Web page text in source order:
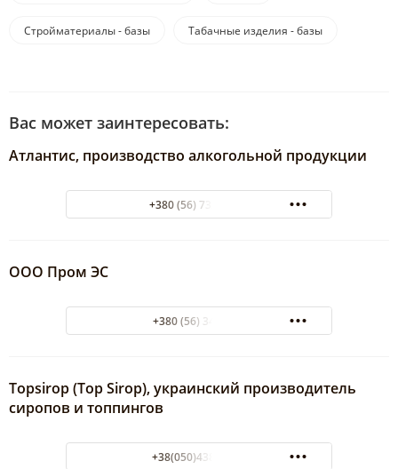
Стройматериалы - базы Табачные изделия - базы
Вас может заинтересовать:
Атлантис, производство алкогольной продукции
+380 (56) 732-20-62
ООО Пром ЭС
+380 (56) 3454242
Topsirop (Top Sirop), украинский производитель
сиропов и топпингов
+38(050)438-00-44